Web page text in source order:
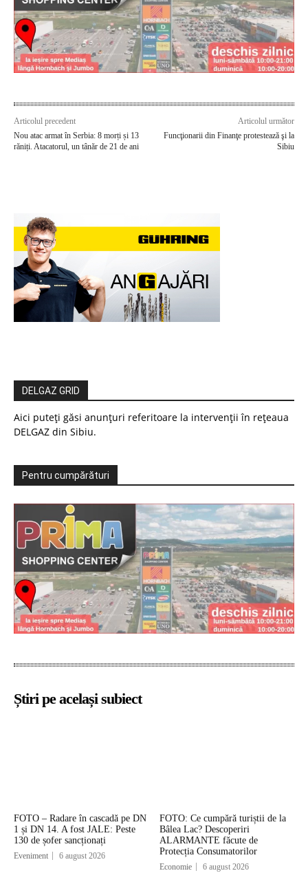
Articolul precedent
Nou atac armat în Serbia: 8 morți și 13
răniți. Atacatorul, un tânăr de 21 de ani
Articolul următor
Funcţionarii din Finanţe protestează şi la
Sibiu
DELGAZ GRID
Aici puteți găsi anunțuri referitoare la intervenții în rețeaua
DELGAZ din Sibiu.
Pentru cumpărături
Știri pe același subiect
FOTO – Radare în cascadă pe DN
1 și DN 14. A fost JALE: Peste
130 de șofer sancționați
Eveniment 6 august 2026
FOTO: Ce cumpără turiștii de la
Bâlea Lac? Descoperiri
ALARMANTE făcute de
Protecția Consumatorilor
Economie 6 august 2026